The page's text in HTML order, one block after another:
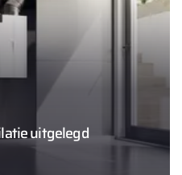
uitgelegd